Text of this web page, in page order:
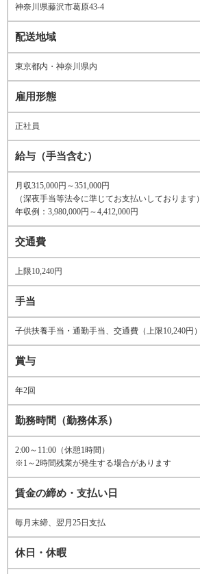
神奈川県藤沢市葛原43-4
配送地域
東京都内・神奈川県内
雇用形態
正社員
給与（手当含む）
月収315,000円～351,000円
（深夜手当等法令に準じてお支払いしております）
年収例：3,980,000円～4,412,000円
交通費
上限10,240円
手当
子供扶養手当・通勤手当、交通費（上限10,240円）
賞与
年2回
勤務時間（勤務体系）
2:00～11:00（休憩1時間）
※1～2時間残業が発生する場合があります
賃金の締め・支払い日
毎月末締、翌月25日支払
休日・休暇